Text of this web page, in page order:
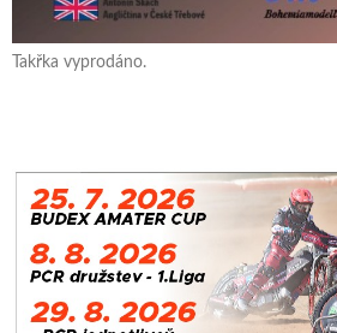
Takřka vyprodáno.